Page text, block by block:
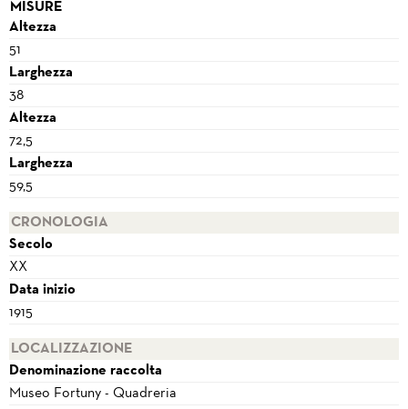
MISURE
Altezza
51
Larghezza
38
Altezza
72,5
Larghezza
59,5
CRONOLOGIA
Secolo
XX
Data inizio
1915
LOCALIZZAZIONE
Denominazione raccolta
Museo Fortuny - Quadreria